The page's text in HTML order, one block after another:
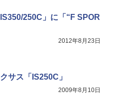
250C」に「“F SPOR
2012年8月23日
サス「IS250C」
2009年8月10日